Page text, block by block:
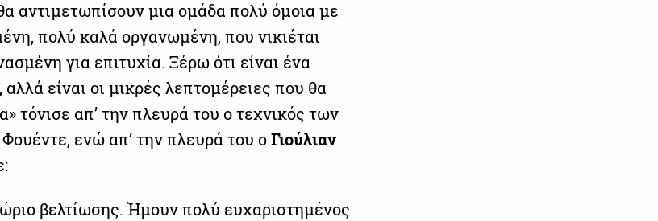
αντιμετωπίσουν μια ομάδα πολύ όμοια με
πολύ καλά οργανωμένη, που νικιέται
για επιτυχία. Ξέρω ότι είναι ένα
είναι οι μικρές λεπτομέρειες που θα
τόνισε απ’ την πλευρά του ο τεχνικός των
ενώ απ’ την πλευρά του οΓιούλιαν
βελτίωσης. Ήμουν πολύ ευχαριστημένος